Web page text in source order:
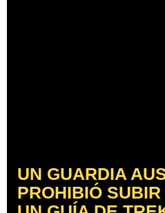
UN GUARDIA
PROHIBIÓ